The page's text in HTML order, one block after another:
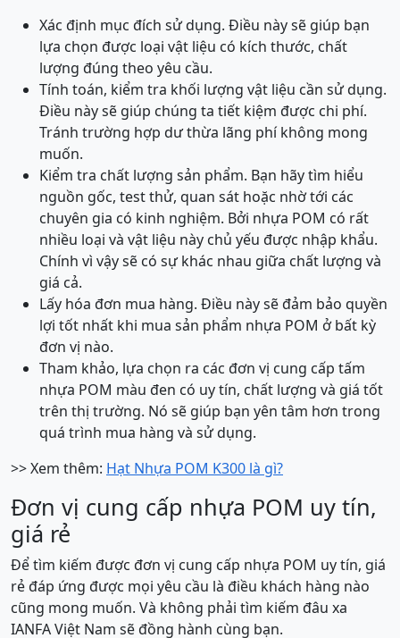
Xác định mục đích sử dụng. Điều này sẽ giúp bạn
lựa chọn được loại vật liệu có kích thước, chất
lượng đúng theo yêu cầu.
Tính toán, kiểm tra khối lượng vật liệu cần sử dụng.
Điều này sẽ giúp chúng ta tiết kiệm được chi phí.
Tránh trường hợp dư thừa lãng phí không mong
muốn.
Kiểm tra chất lượng sản phẩm. Bạn hãy tìm hiểu
nguồn gốc, test thử, quan sát hoặc nhờ tới các
chuyên gia có kinh nghiệm. Bởi nhựa POM có rất
nhiều loại và vật liệu này chủ yếu được nhập khẩu.
Chính vì vậy sẽ có sự khác nhau giữa chất lượng và
giá cả.
Lấy hóa đơn mua hàng. Điều này sẽ đảm bảo quyền
lợi tốt nhất khi mua sản phẩm nhựa POM ở bất kỳ
đơn vị nào.
Tham khảo, lựa chọn ra các đơn vị cung cấp tấm
nhựa POM màu đen có uy tín, chất lượng và giá tốt
trên thị trường. Nó sẽ giúp bạn yên tâm hơn trong
quá trình mua hàng và sử dụng.
>> Xem thêm: Hạt Nhựa POM K300 là gì?
Đơn vị cung cấp nhựa POM uy tín,
giá rẻ
Để tìm kiếm được đơn vị cung cấp nhựa POM uy tín, giá
rẻ đáp ứng được mọi yêu cầu là điều khách hàng nào
cũng mong muốn. Và không phải tìm kiếm đâu xa
IANFA Việt Nam sẽ đồng hành cùng bạn.